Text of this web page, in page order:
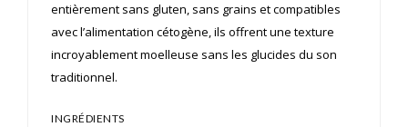
entièrement sans gluten, sans grains et compatibles
avec l’alimentation cétogène, ils offrent une texture
incroyablement moelleuse sans les glucides du son
traditionnel.
INGRÉDIENTS